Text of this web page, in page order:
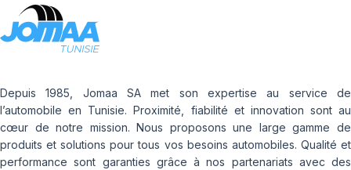
Depuis 1985, Jomaa SA met son expertise au service de
l’automobile en Tunisie. Proximité, fiabilité et innovation sont au
cœur de notre mission. Nous proposons une large gamme de
produits et solutions pour tous vos besoins automobiles. Qualité et
performance sont garanties grâce à nos partenariats avec des